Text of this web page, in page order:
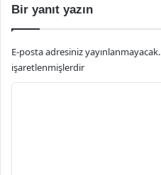
Bir yanıt yazın
E-posta adresiniz yayınlanmayacak.
işaretlenmişlerdir